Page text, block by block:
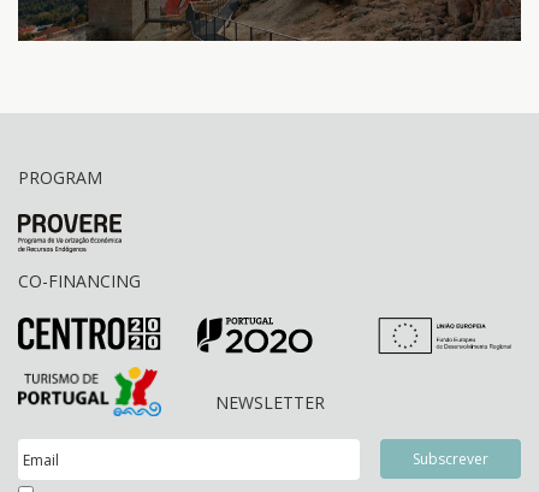
PROGRAM
CO-FINANCING
NEWSLETTER